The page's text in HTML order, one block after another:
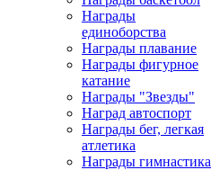
Награды
единоборства
Награды плавание
Награды фигурное
катание
Награды "Звезды"
Наград автоспорт
Награды бег, легкая
атлетика
Награды гимнастика